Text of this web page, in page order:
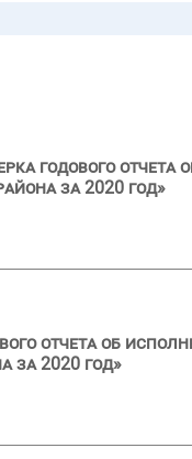
годового отчета
за 2020 год»
отчета об
за 2020 год»